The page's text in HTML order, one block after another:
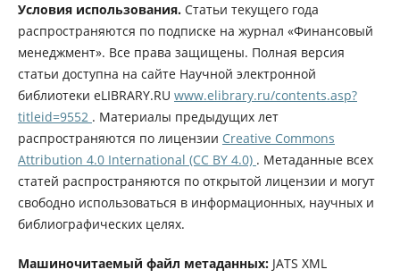
Условия использования.Статьи текущего года
распространяются по подписке на журнал «Финансовый
менеджмент». Все права защищены. Полная версия
статьи доступна на сайте Научной электронной
библиотеки eLIBRARY.RU www.elibrary.ru/contents.asp?
titleid=9552 . Материалы предыдущих лет
распространяются по лицензии Creative Commons
Attribution 4.0 International (CC BY 4.0) . Метаданные всех
статей распространяются по открытой лицензии и могут
свободно использоваться в информационных, научных и
библиографических целях.
Машиночитаемый файл метаданных:JATS XML